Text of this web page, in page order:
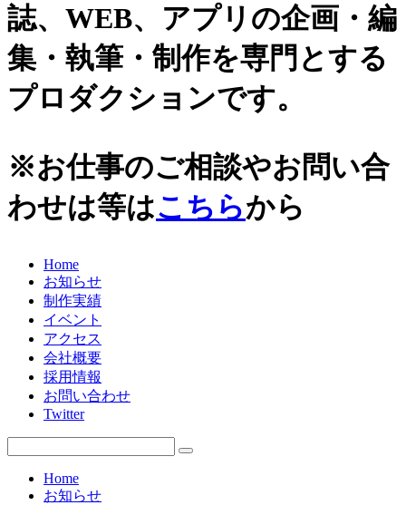
誌、WEB、アプリの企画・編
集・執筆・制作を専門とする
プロダクションです。
※お仕事のご相談やお問い合
わせは等はこちらから
Home
お知らせ
制作実績
イベント
アクセス
会社概要
採用情報
お問い合わせ
Twitter
Home
お知らせ